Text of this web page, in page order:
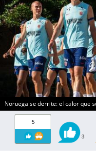
Noruega se derrite: el calor que
5
3